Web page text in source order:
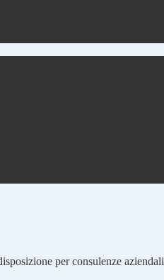
per consulenze aziendali